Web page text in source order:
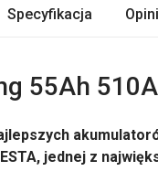
Specyfikacja
55Ah 510A
jednej z